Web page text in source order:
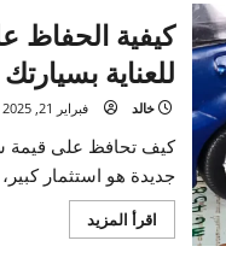
المزيد
عن
صيانة
السيارة
في
الشتاء
10
نصائح
لضمان
قيادة
كيفية الحفاظ
للعناية بسيارتك
خالد فبراير 21, 2025